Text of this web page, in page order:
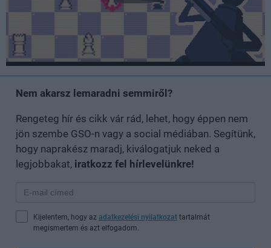
Nem akarsz lemaradni semmiről?
Rengeteg hír és cikk vár rád, lehet, hogy éppen nem
jön szembe GSO-n vagy a social médiában. Segítünk,
hogy naprakész maradj, kiválogatjuk neked a
legjobbakat, iratkozz fel hírlevelünkre!
Kijelentem, hogy az adatkezelési nyilatkozat tartalmát
megismertem és azt elfogadom.